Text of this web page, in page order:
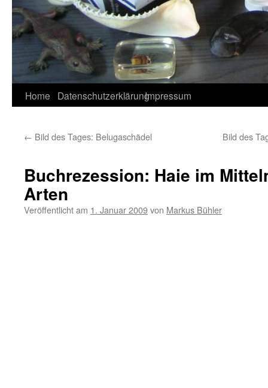
Home DatenschutzerklärungImpressum
← Bild des Tages: Belugaschädel Bild des
Buchrezession: Haie im
Arten
Veröffentlicht am 1. Januar 2009von Markus Bühler